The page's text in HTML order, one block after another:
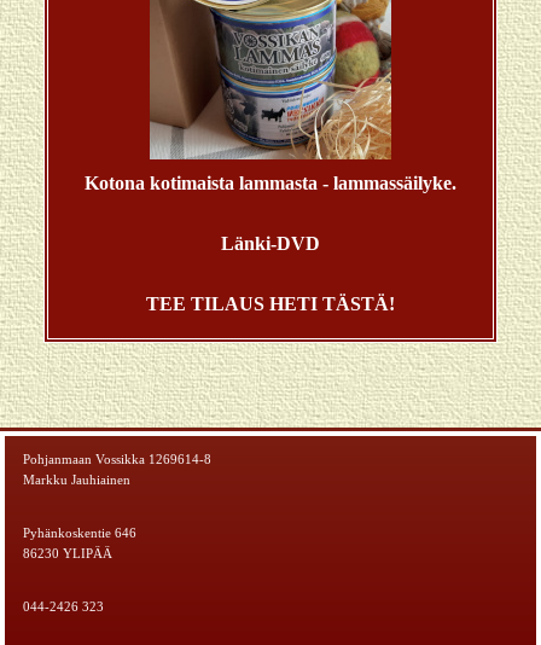
Kotona kotimaista lammasta - lammassäilyke.
Länki-DVD
TEE TILAUS HETI TÄSTÄ!
Pohjanmaan Vossikka 1269614-8
Markku Jauhiainen
Pyhänkoskentie 646
86230 YLIPÄÄ
044-2426 323